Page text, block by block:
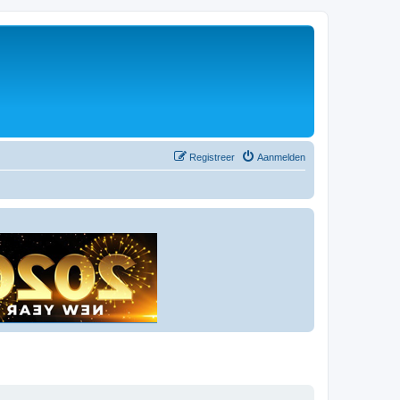
Aanmelden
Registreer